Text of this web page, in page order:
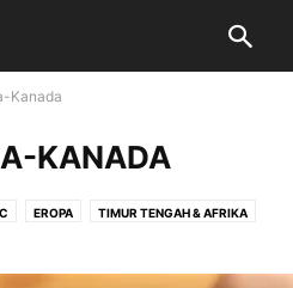
Kanada
KANADA
EROPA TIMUR TENGAH & AFRIKA